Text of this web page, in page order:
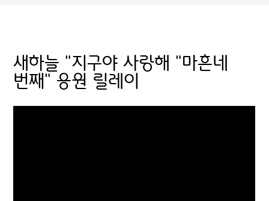
새하늘 "지구야 사랑해 "마흔네
번째" 응원 릴레이